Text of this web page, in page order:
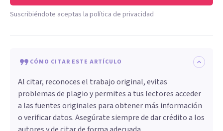
Suscribiéndote aceptas la política de privacidad
CÓMO CITAR ESTE ARTÍCULO
Al citar, reconoces el trabajo original, evitas
problemas de plagio y permites a tus lectores acceder
a las fuentes originales para obtener más información
o verificar datos. Asegúrate siempre de dar crédito a los